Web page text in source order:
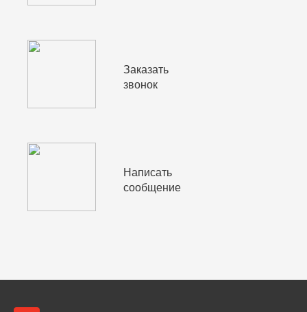
Заказать
звонок
Написать
сообщение